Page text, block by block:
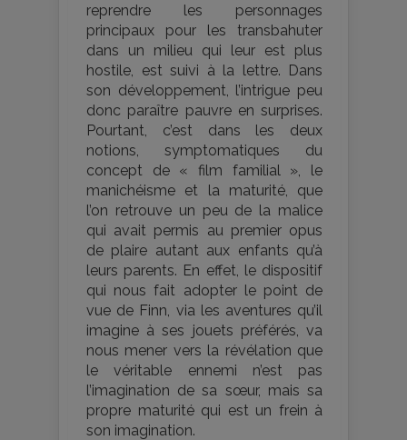
reprendre les personnages
principaux pour les transbahuter
dans un milieu qui leur est plus
hostile, est suivi à la lettre. Dans
son développement, l’intrigue peu
donc paraître pauvre en surprises.
Pourtant, c’est dans les deux
notions, symptomatiques du
concept de « film familial », le
manichéisme et la maturité, que
l’on retrouve un peu de la malice
qui avait permis au premier opus
de plaire autant aux enfants qu’à
leurs parents. En effet, le dispositif
qui nous fait adopter le point de
vue de Finn, via les aventures qu’il
imagine à ses jouets préférés, va
nous mener vers la révélation que
le véritable ennemi n’est pas
l’imagination de sa sœur, mais sa
propre maturité qui est un frein à
son imagination.